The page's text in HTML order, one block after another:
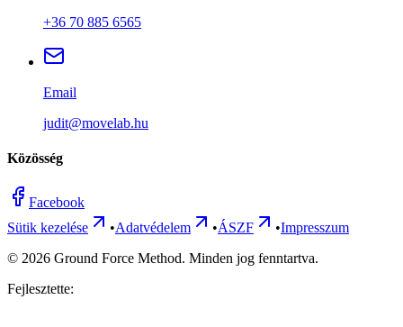
+36 70 885 6565
Email
judit@movelab.hu
Közösség
Facebook
Sütik kezelése
•Adatvédelem •ÁSZF •Impresszum
© 2026 Ground Force Method. Minden jog fenntartva.
Fejlesztette: